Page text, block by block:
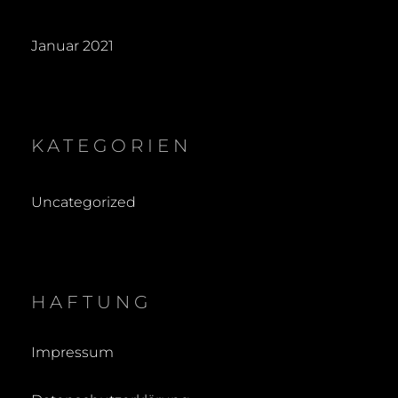
Januar 2021
KATEGORIEN
Uncategorized
HAFTUNG
Impressum